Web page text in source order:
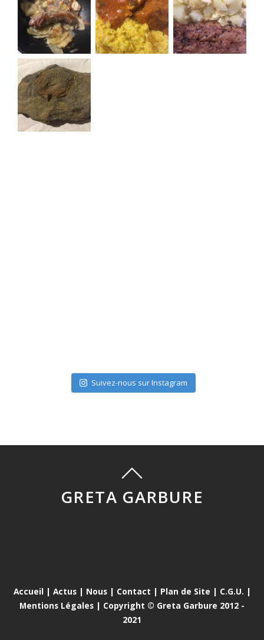
Suivez-nous sur Instagram
GRETA GARBURE
Accueil | Actus| Nous| Contact | Plan de Site | C.G.U. |
Mentions Légales | Copyright © Greta Garbure 2012 -
2021